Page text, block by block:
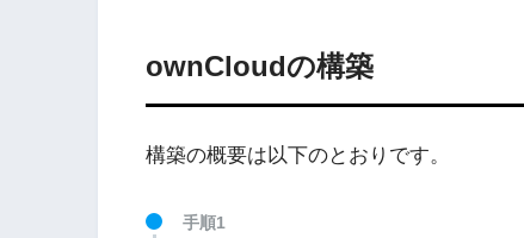
ownCloudの構築
構築の概要は以下のとおりです。
手順1